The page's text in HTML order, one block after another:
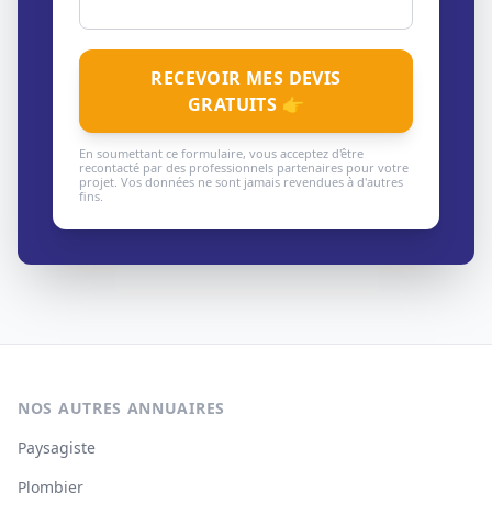
RECEVOIR MES DEVIS
GRATUITS 👉
En soumettant ce formulaire, vous acceptez d'être
recontacté par des professionnels partenaires pour votre
projet. Vos données ne sont jamais revendues à d'autres
fins.
NOS AUTRES ANNUAIRES
Paysagiste
Plombier